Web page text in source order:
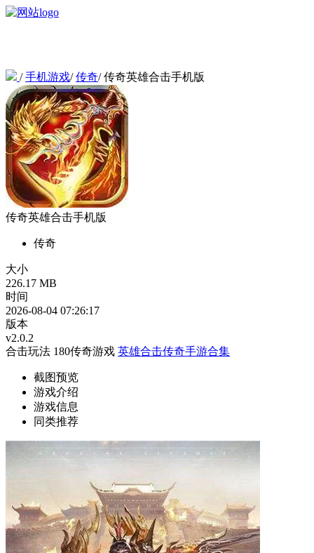
/手机游戏/传奇/传奇英雄合击手机版
传奇英雄合击手机版
传奇
大小
226.17 MB
时间
2026-08-04 07:26:17
版本
v2.0.2
合击玩法 180传奇游戏 英雄合击传奇手游合集
截图预览
游戏介绍
游戏信息
同类推荐